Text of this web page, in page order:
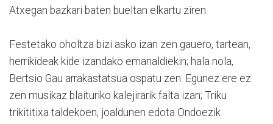
Atxegan bazkari baten bueltan elkartu ziren.
Festetako oholtza bizi asko izan zen gauero, tartean,
herrikideak kide izandako emanaldiekin; hala nola,
Bertsio Gau arrakastatsua ospatu zen. Egunez ere ez
zen musikaz blaituriko kalejirarik falta izan; Triku
trikititixa taldekoen, joaldunen edota Ondoezik